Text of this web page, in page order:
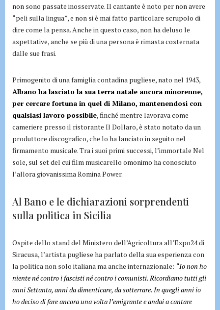
non sono passate inosservate. Il cantante è noto per non avere
“peli sulla lingua”, e non si è mai fatto particolare scrupolo di
dire come la pensa. Anche in questo caso, non ha deluso le
aspettative, anche se più di una persona è rimasta costernata
dalle sue frasi.
Primogenito di una famiglia contadina pugliese, nato nel 1943,
Albano ha lasciato la sua terra natale ancora minorenne,
per cercare fortuna in quel di Milano, mantenendosi con
qualsiasi lavoro possibile, finché mentre lavorava come
cameriere presso il ristorante Il Dollaro, è stato notato da un
produttore discografico, che lo ha lanciato in seguito nel
firmamento musicale. Tra i suoi primi successi, l’immortale Nel
sole, sul set del cui film musicarello omonimo ha conosciuto
l’allora giovanissima Romina Power.
Al Bano e le dichiarazioni sorprendenti
sulla politica in Sicilia
Ospite dello stand del Ministero dell’Agricoltura all’Expo24 di
Siracusa, l’artista pugliese ha parlato della sua esperienza con
la politica non solo italiana ma anche internazionale: “Io non ho
niente né contro i fascisti né contro i comunisti. Ricordiamo tutti gli
anni Settanta, anni da dimenticare, da sotterrare. In quegli anni io
ho deciso di fare ancora una volta l’emigrante e andai a cantare